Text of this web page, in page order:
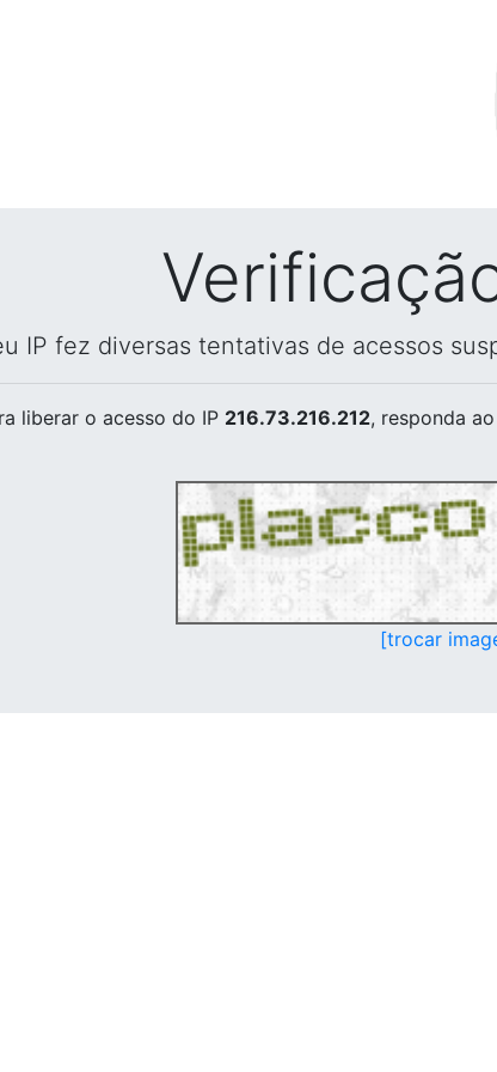
IP fez diversas tentativas de acessos
liberar o acesso do IP 216.73.216.212, responda
[trocar